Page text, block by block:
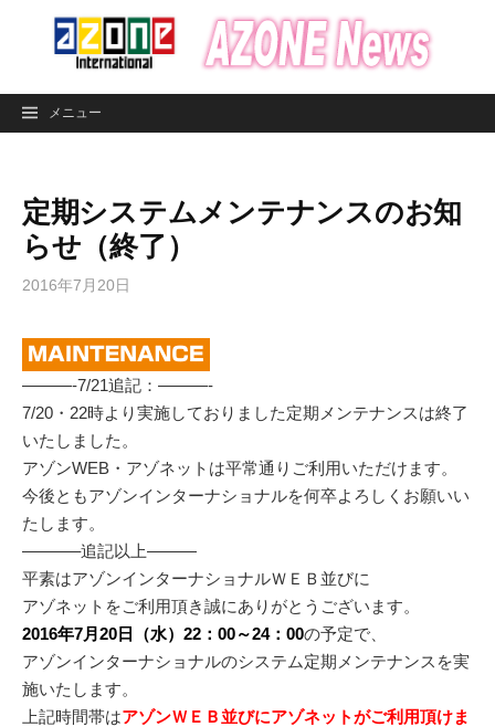
ン
メニュー
定期システムメンテナンスのお知
らせ（終了）
2016年7月20日
———-7/21追記：———-
7/20・22時より実施しておりました定期メンテナンスは終了
いたしました。
アゾンWEB・アゾネットは平常通りご利用いただけます。
今後ともアゾンインターナショナルを何卒よろしくお願いい
たします。
———–追記以上———
平素はアゾンインターナショナルＷＥＢ並びに
アゾネットをご利用頂き誠にありがとうございます。
2016年7月20日（水）22：00～24：00の予定で、
アゾンインターナショナルのシステム定期メンテナンスを実
施いたします。
上記時間帯はアゾンＷＥＢ並びにアゾネットがご利用頂けま